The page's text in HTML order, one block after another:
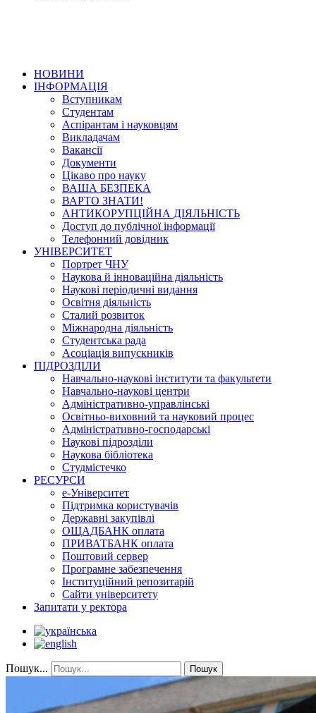
НОВИНИ
ІНФОРМАЦІЯ
Вступникам
Студентам
Аспірантам і науковцям
Викладачам
Вакансії
Документи
Цікаво про науку
ВАША БЕЗПЕКА
ВАРТО ЗНАТИ!
АНТИКОРУПЦІЙНА ДІЯЛЬНІСТЬ
Доступ до публічної інформації
Телефонний довідник
УНІВЕРСИТЕТ
Портрет ЧНУ
Наукова й інноваційна діяльність
Наукові періодичні видання
Освітня діяльність
Сталий розвиток
Міжнародна діяльність
Студентська рада
Асоціація випускників
ПІДРОЗДІЛИ
Навчально-наукові інститути та факультети
Навчально-наукові центри
Адміністративно-управлінські
Освітньо-виховний та науковий процес
Адміністративно-господарські
Наукові підрозділи
Наукова бібліотека
Студмістечко
РЕСУРСИ
е-Університет
Підтримка користувачів
Державні закупівлі
ОЩАДБАНК оплата
ПРИВАТБАНК оплата
Поштовий сервер
Програмне забезпечення
Інституційний репозитарій
Сайти університету
Запитати у ректора
Пошук... Пошук